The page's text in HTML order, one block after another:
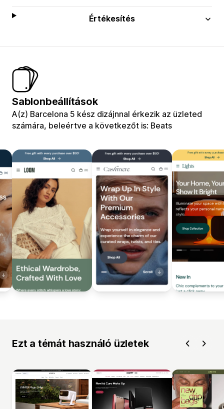
Értékesítés
Sablonbeállítások
A(z) Barcelona 5 kész dizájnnal érkezik az üzleted
számára, beleértve a következőt is: Beats
Ezt a témát használó üzletek